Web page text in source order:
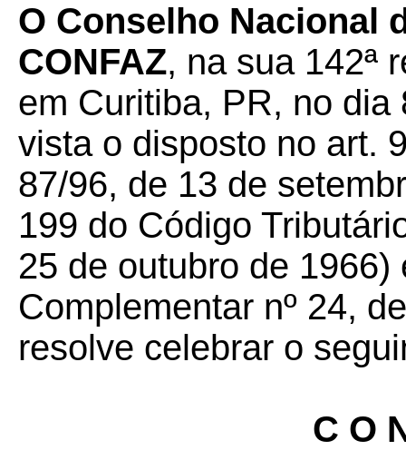
O Conselho Nacional
CONFAZ, na sua 142ª
em Curitiba, PR, no dia
vista o disposto no art.
87/96, de 13 de
199 do Código
25 de outubro de
Complementar nº 24,
resolve celebrar o
C O